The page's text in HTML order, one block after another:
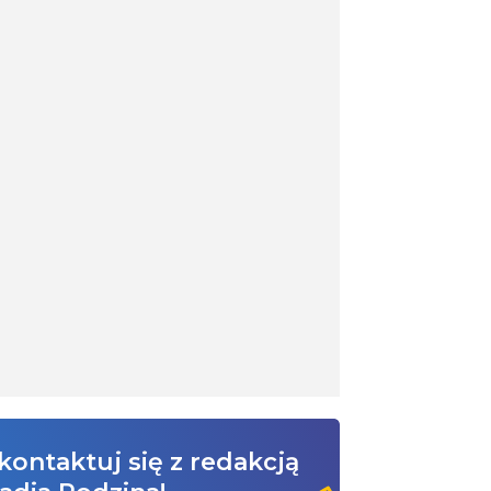
się z redakcją